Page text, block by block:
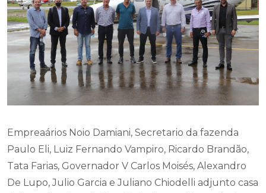
Empreaários Noio Damiani, Secretario da fazenda
Paulo Eli, Luiz Fernando Vampiro, Ricardo Brandão,
Tata Farias, Governador V Carlos Moisés, Alexandro
De Lupo, Julio Garcia e Juliano Chiodelli adjunto casa